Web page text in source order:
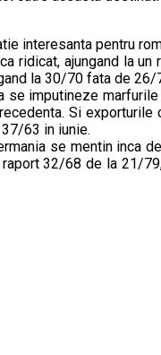
interesanta pentru
ridicat, ajungand la
la 30/70 fata de 26/
se imputineze
Si exporturile
63 in iunie.
se mentin inca
raport 32/68 de la 21/